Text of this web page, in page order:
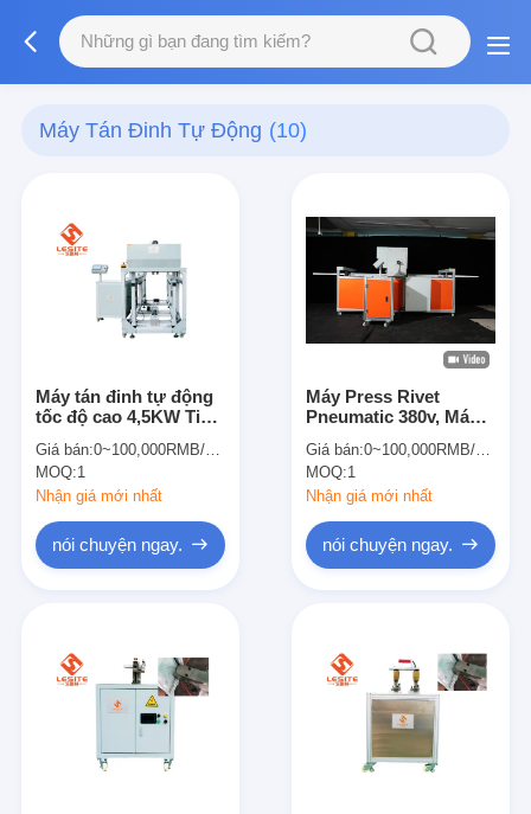
Máy Tán Đinh Tự Động (10)
Máy tán đinh tự động
tốc độ cao 4,5KW Tiêu
Giá bán:0~100,000RMB/PCS
MOQ:1
Nhận giá mới nhất
nói chuyện ngay.
Máy Press Rivet
Pneumatic 380v, Máy
Giá bán:0~100,000RMB/PCS
MOQ:1
Nhận giá mới nhất
nói chuyện ngay.